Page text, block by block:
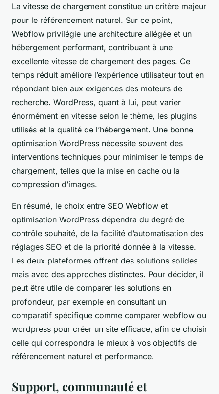
La vitesse de chargement constitue un critère majeur
pour le référencement naturel. Sur ce point,
Webflow privilégie une architecture allégée et un
hébergement performant, contribuant à une
excellente vitesse de chargement des pages. Ce
temps réduit améliore l’expérience utilisateur tout en
répondant bien aux exigences des moteurs de
recherche. WordPress, quant à lui, peut varier
énormément en vitesse selon le thème, les plugins
utilisés et la qualité de l’hébergement. Une bonne
optimisation WordPress nécessite souvent des
interventions techniques pour minimiser le temps de
chargement, telles que la mise en cache ou la
compression d’images.
En résumé, le choix entre SEO Webflow et
optimisation WordPress dépendra du degré de
contrôle souhaité, de la facilité d’automatisation des
réglages SEO et de la priorité donnée à la vitesse.
Les deux plateformes offrent des solutions solides
mais avec des approches distinctes. Pour décider, il
peut être utile de comparer les solutions en
profondeur, par exemple en consultant un
comparatif spécifique comme comparer webflow ou
wordpress pour créer un site efficace, afin de choisir
celle qui correspondra le mieux à vos objectifs de
référencement naturel et performance.
Support, communauté et